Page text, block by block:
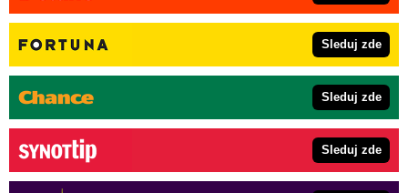
Sleduj zde
Sleduj zde
Sleduj zde